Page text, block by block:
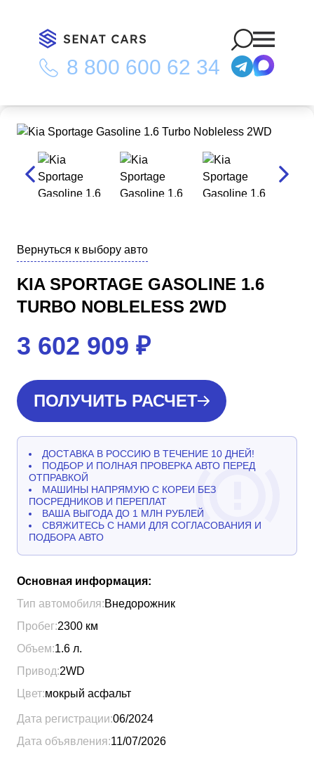
8 800 600 62 34
Главная Каталог/Kia Sportage Gasoline 1.6 Turbo Nobleless
2WD
Вернуться к выбору авто
KIA SPORTAGE GASOLINE 1.6
TURBO NOBLELESS 2WD
3 602 909 ₽
ПОЛУЧИТЬ РАСЧЕТ
ДОСТАВКА В РОССИЮ В ТЕЧЕНИЕ 10 ДНЕЙ!
ПОДБОР И ПОЛНАЯ ПРОВЕРКА АВТО ПЕРЕД
ОТПРАВКОЙ
МАШИНЫ НАПРЯМУЮ С КОРЕИ БЕЗ
ПОСРЕДНИКОВ И ПЕРЕПЛАТ
ВАША ВЫГОДА ДО 1 МЛН РУБЛЕЙ
СВЯЖИТЕСЬ С НАМИ ДЛЯ СОГЛАСОВАНИЯ И
ПОДБОРА АВТО
Основная информация:
Тип автомобиля:Внедорожник
Пробег:2300 км
Объем:1.6 л.
Привод:2WD
Цвет:мокрый асфальт
Дата регистрации:06/2024
Дата объявления:11/07/2026